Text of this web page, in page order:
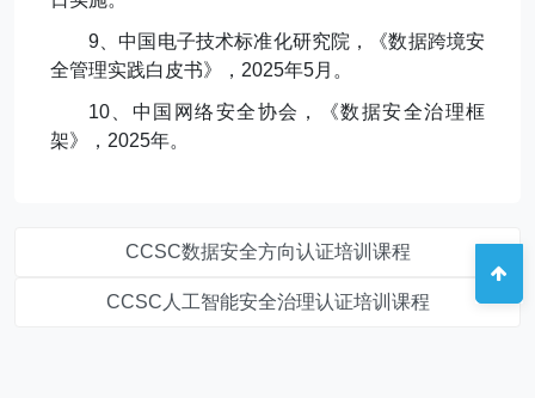
9 、中国电子技术标准化研究院，《数据跨境安
全管理实践白皮书》， 2025年5月。
10 、中国网络安全协会，《数据安全治理框
架》， 2025年。
CCSC数据安全方向认证培训课程
CCSC人工智能安全治理认证培训课程